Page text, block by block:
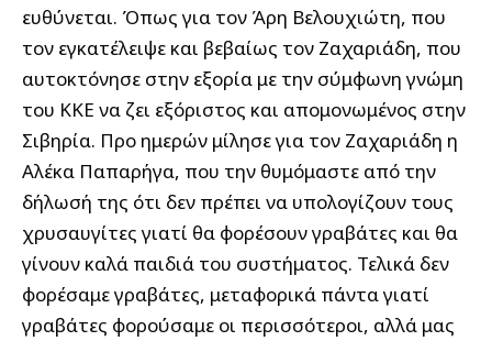
ευθύνεται. Όπως για τον Άρη Βελουχιώτη, που
τον εγκατέλειψε και βεβαίως τον Ζαχαριάδη, που
αυτοκτόνησε στην εξορία με την σύμφωνη γνώμη
του ΚΚΕ να ζει εξόριστος και απομονωμένος στην
Σιβηρία. Προ ημερών μίλησε για τον Ζαχαριάδη η
Αλέκα Παπαρήγα, που την θυμόμαστε από την
δήλωσή της ότι δεν πρέπει να υπολογίζουν τους
χρυσαυγίτες γιατί θα φορέσουν γραβάτες και θα
γίνουν καλά παιδιά του συστήματος. Τελικά δεν
φορέσαμε γραβάτες, μεταφορικά πάντα γιατί
γραβάτες φορούσαμε οι περισσότεροι, αλλά μας